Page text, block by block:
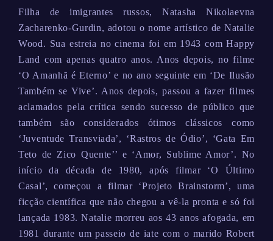
Filha de imigrantes russos, Natasha Nikolaevna
Zacharenko-Gurdin, adotou o nome artístico de Natalie
Wood. Sua estreia no cinema foi em 1943 com Happy
Land com apenas quatro anos. Anos depois, no filme
‘O Amanhã é Eterno’ e no ano seguinte em ‘De Ilusão
Também se Vive’. Anos depois, passou a fazer filmes
aclamados pela crítica sendo sucesso de público que
também são considerados ótimos clássicos como
‘Juventude Transviada’, ‘Rastros de Ódio’, ‘Gata Em
Teto de Zico Quente’’ e ‘Amor, Sublime Amor’. No
início da década de 1980, após filmar ‘O Último
Casal’, começou a filmar ‘Projeto Brainstorm’, uma
ficção científica que não chegou a vê-la pronta e só foi
lançada 1983. Natalie morreu aos 43 anos afogada, em
1981 durante um passeio de iate com o marido Robert